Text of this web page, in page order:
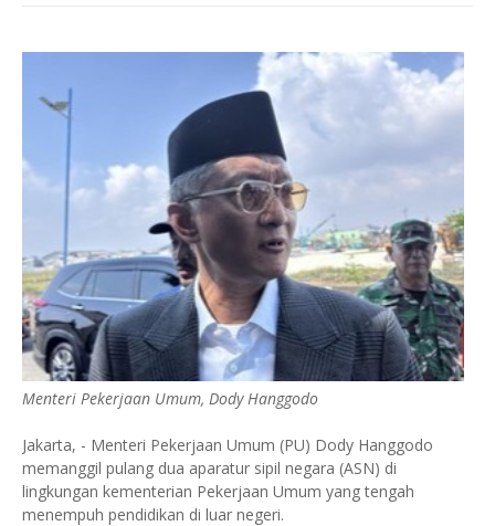
Menteri Pekerjaan Umum, Dody Hanggodo
Jakarta, - Menteri Pekerjaan Umum (PU) Dody Hanggodo
memanggil pulang dua aparatur sipil negara (ASN) di
lingkungan kementerian Pekerjaan Umum yang tengah
menempuh pendidikan di luar negeri.